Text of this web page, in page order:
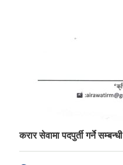
करार सेवामा पदपुर्ती गर्ने